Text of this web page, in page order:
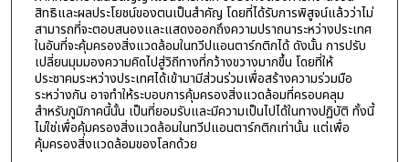
สิทธิและผลประโยชน์ของตนเป็นสำคัญ โดยที่ได้รับการพิสูจน์แล้วว่าไม่
สามารถที่จะตอบสนองและแสดงออกถึงความปราถนาระหว่างประเทศ
ในอันที่จะคุ้มครองสิ่งแวดล้อมในทวีปแอนตาร์กติกได้ ดังนั้น การปรับ
เปลี่ยนมุมมองความคิดไปสู่วิถีทางที่กว้างขวางมากขึ้น โดยที่ให้
ประชาคมระหว่างประเทศได้เข้ามามีส่วนร่วมเพื่อสร้างความร่วมมือ
ระหว่างกัน อาจทำให้ระบอบการคุ้มครองสิ่งแวดล้อมที่ครอบคลุม
สำหรับภูมิภาคนี้นั้น เป็นที่ยอมรับและมีความเป็นไปได้ในทางปฏิบัติ ทั้งนี้
ไม่ใช่เพื่อคุ้มครองสิ่งแวดล้อมในทวีปแอนตาร์กติกเท่านั้น แต่เพื่อ
คุ้มครองสิ่งแวดล้อมของโลกด้วย